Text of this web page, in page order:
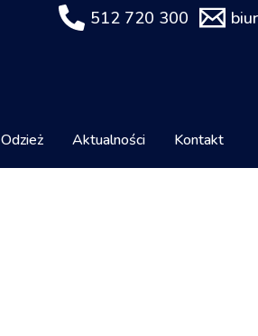
512 720 300
Odzież Aktualności Kontakt